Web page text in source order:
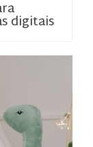
digitais